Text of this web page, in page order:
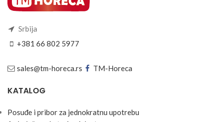
Srbija
+381 66 802 5977
sales@tm-horeca.rs TM-Horeca
KATALOG
Posuđe i pribor za jednokratnu upotrebu